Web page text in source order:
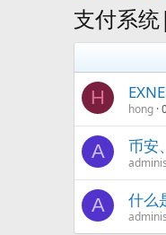
支付系
H
hong
A 币安
A 什么